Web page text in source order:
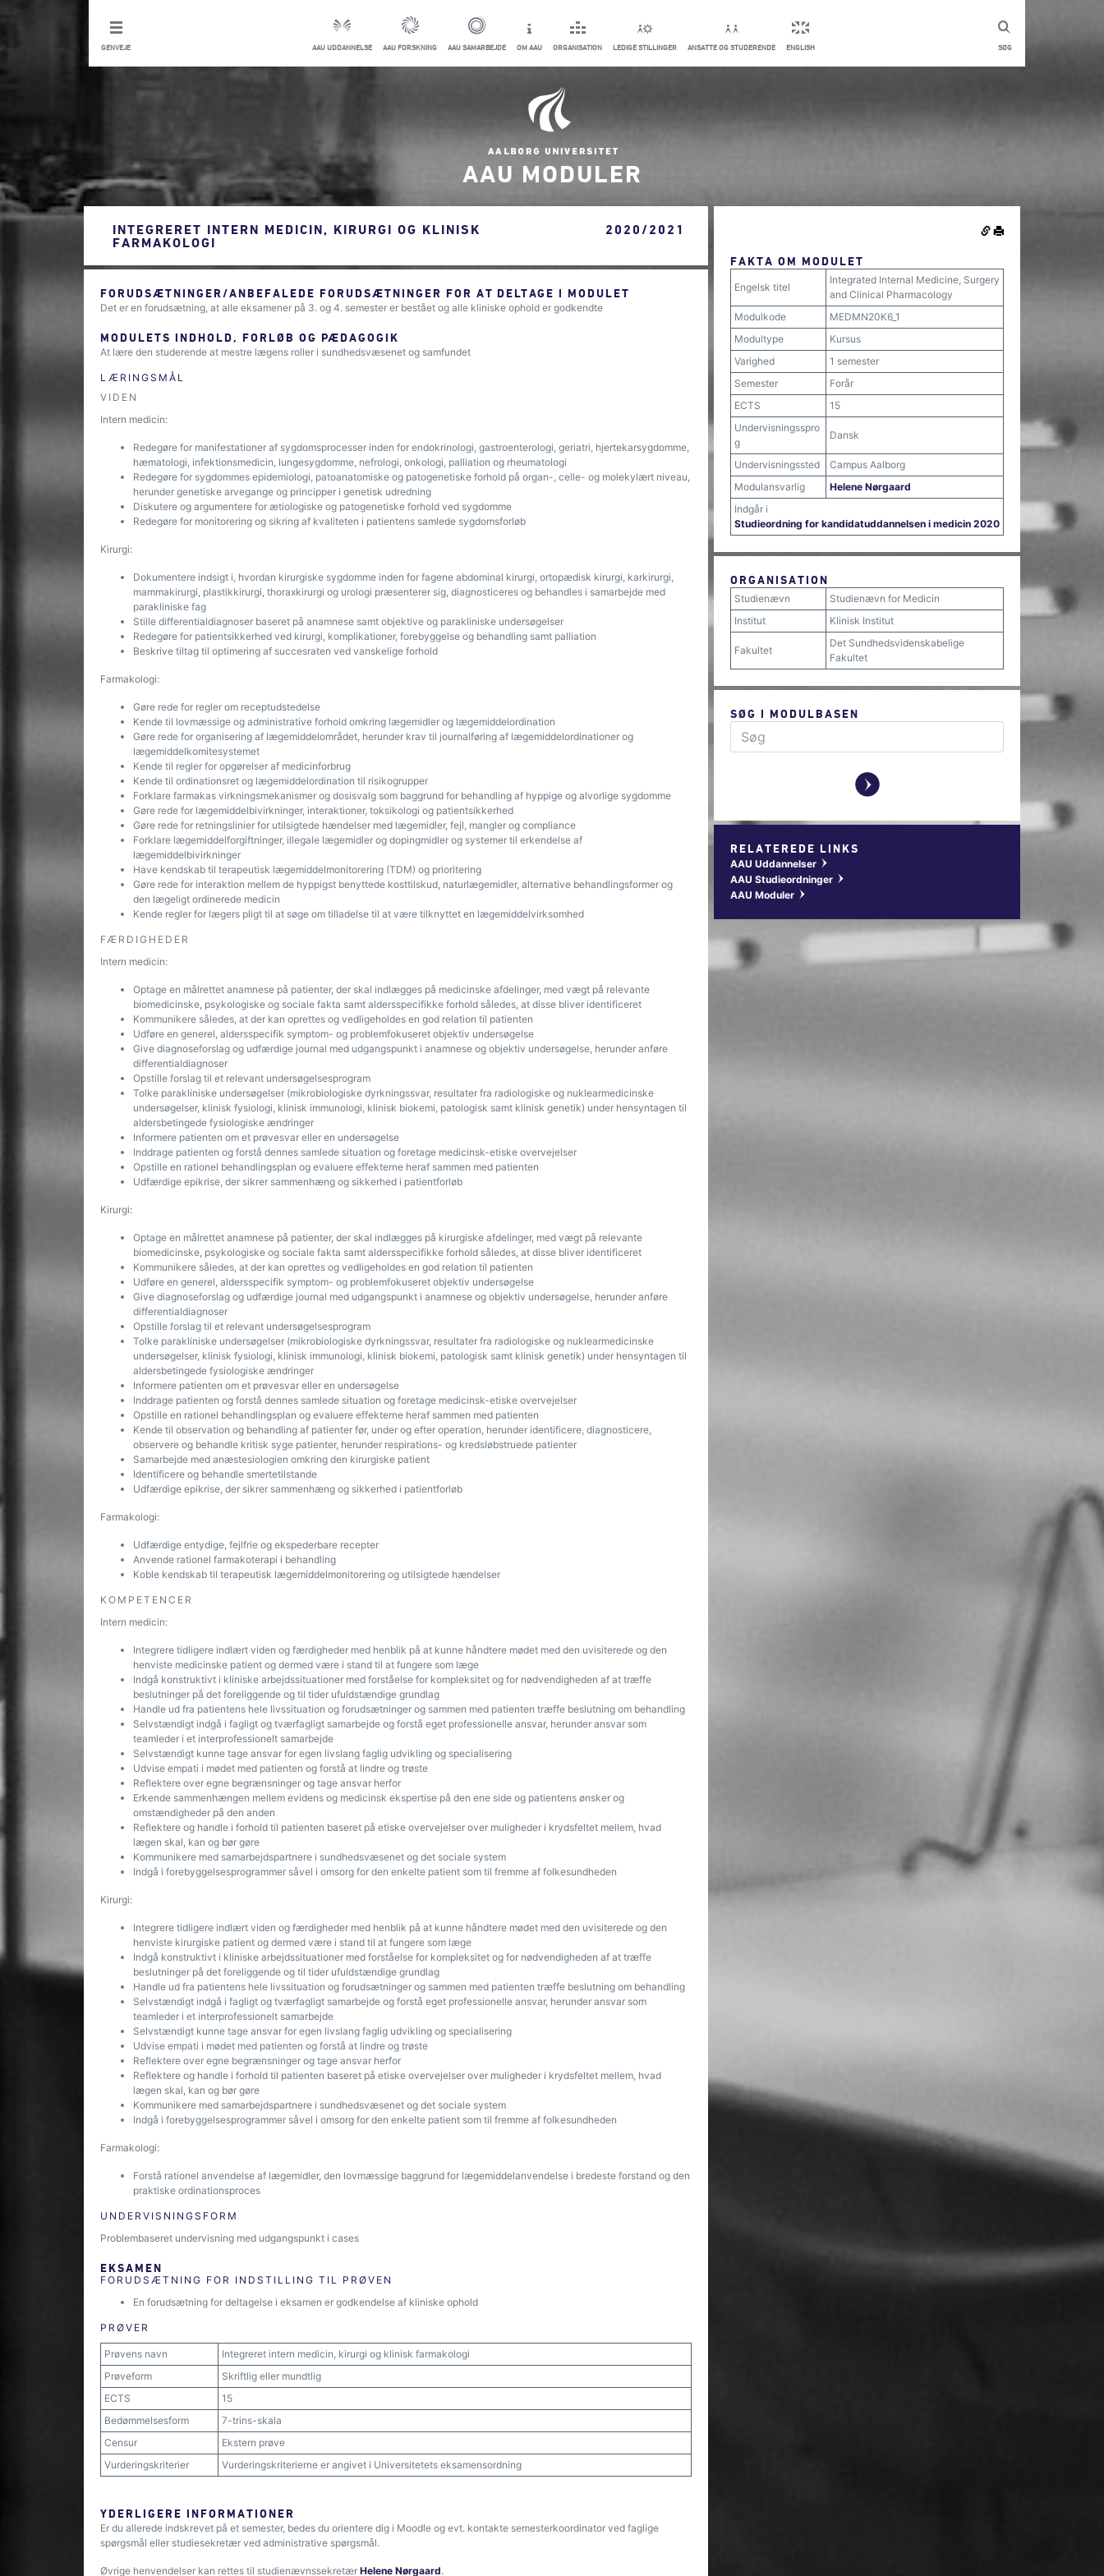
SØG
GENVEJE AAU UDDANNELSE AAU FORSKNING AAU SAMARBEJDE OM AAU ORGANISATION LEDIGE STILLINGER ANSATTE OG STUDERENDE ENGLISH
AAU MODULER
INTEGRERET INTERN MEDICIN, KIRURGI OG KLINISK
FARMAKOLOGI
2020/2021
FORUDSÆTNINGER/ANBEFALEDE FORUDSÆTNINGER FOR AT DELTAGE I MODULET
Det er en forudsætning, at alle eksamener på 3. og 4. semester er bestået og alle kliniske ophold er godkendte
MODULETS INDHOLD, FORLØB OG PÆDAGOGIK
At lære den studerende at mestre lægens roller i sundhedsvæsenet og samfundet
LÆRINGSMÅL
VIDEN
Intern medicin:
Redegøre for manifestationer af sygdomsprocesser inden for endokrinologi, gastroenterologi, geriatri, hjertekarsygdomme,
hæmatologi, infektionsmedicin, lungesygdomme, nefrologi, onkologi, palliation og rheumatologi
Redegøre for sygdommes epidemiologi, patoanatomiske og patogenetiske forhold på organ-, celle- og molekylært niveau,
herunder genetiske arvegange og principper i genetisk udredning
Diskutere og argumentere for ætiologiske og patogenetiske forhold ved sygdomme
Redegøre for monitorering og sikring af kvaliteten i patientens samlede sygdomsforløb
Kirurgi:
Dokumentere indsigt i, hvordan kirurgiske sygdomme inden for fagene abdominal kirurgi, ortopædisk kirurgi, karkirurgi,
mammakirurgi, plastikkirurgi, thoraxkirurgi og urologi præsenterer sig, diagnosticeres og behandles i samarbejde med
parakliniske fag
Stille differentialdiagnoser baseret på anamnese samt objektive og parakliniske undersøgelser
Redegøre for patientsikkerhed ved kirurgi, komplikationer, forebyggelse og behandling samt palliation
Beskrive tiltag til optimering af succesraten ved vanskelige forhold
Farmakologi:
Gøre rede for regler om receptudstedelse
Kende til lovmæssige og administrative forhold omkring lægemidler og lægemiddelordination
Gøre rede for organisering af lægemiddelområdet, herunder krav til journalføring af lægemiddelordinationer og
lægemiddelkomitesystemet
Kende til regler for opgørelser af medicinforbrug
Kende til ordinationsret og lægemiddelordination til risikogrupper
Forklare farmakas virkningsmekanismer og dosisvalg som baggrund for behandling af hyppige og alvorlige sygdomme
Gøre rede for lægemiddelbivirkninger, interaktioner, toksikologi og patientsikkerhed
Gøre rede for retningslinier for utilsigtede hændelser med lægemidler, fejl, mangler og compliance
Forklare lægemiddelforgiftninger, illegale lægemidler og dopingmidler og systemer til erkendelse af
lægemiddelbivirkninger
Have kendskab til terapeutisk lægemiddelmonitorering (TDM) og prioritering
Gøre rede for interaktion mellem de hyppigst benyttede kosttilskud, naturlægemidler, alternative behandlingsformer og
den lægeligt ordinerede medicin
Kende regler for lægers pligt til at søge om tilladelse til at være tilknyttet en lægemiddelvirksomhed
FÆRDIGHEDER
Intern medicin:
Optage en målrettet anamnese på patienter, der skal indlægges på medicinske afdelinger, med vægt på relevante
biomedicinske, psykologiske og sociale fakta samt aldersspecifikke forhold således, at disse bliver identificeret
Kommunikere således, at der kan oprettes og vedligeholdes en god relation til patienten
Udføre en generel, aldersspecifik symptom- og problemfokuseret objektiv undersøgelse
Give diagnoseforslag og udfærdige journal med udgangspunkt i anamnese og objektiv undersøgelse, herunder anføre
differentialdiagnoser
Opstille forslag til et relevant undersøgelsesprogram
Tolke parakliniske undersøgelser (mikrobiologiske dyrkningssvar, resultater fra radiologiske og nuklearmedicinske
undersøgelser, klinisk fysiologi, klinisk immunologi, klinisk biokemi, patologisk samt klinisk genetik) under hensyntagen til
aldersbetingede fysiologiske ændringer
Informere patienten om et prøvesvar eller en undersøgelse
Inddrage patienten og forstå dennes samlede situation og foretage medicinsk-etiske overvejelser
Opstille en rationel behandlingsplan og evaluere effekterne heraf sammen med patienten
Udfærdige epikrise, der sikrer sammenhæng og sikkerhed i patientforløb
Kirurgi:
Optage en målrettet anamnese på patienter, der skal indlægges på kirurgiske afdelinger, med vægt på relevante
biomedicinske, psykologiske og sociale fakta samt aldersspecifikke forhold således, at disse bliver identificeret
Kommunikere således, at der kan oprettes og vedligeholdes en god relation til patienten
Udføre en generel, aldersspecifik symptom- og problemfokuseret objektiv undersøgelse
Give diagnoseforslag og udfærdige journal med udgangspunkt i anamnese og objektiv undersøgelse, herunder anføre
differentialdiagnoser
Opstille forslag til et relevant undersøgelsesprogram
Tolke parakliniske undersøgelser (mikrobiologiske dyrkningssvar, resultater fra radiologiske og nuklearmedicinske
undersøgelser, klinisk fysiologi, klinisk immunologi, klinisk biokemi, patologisk samt klinisk genetik) under hensyntagen til
aldersbetingede fysiologiske ændringer
Informere patienten om et prøvesvar eller en undersøgelse
Inddrage patienten og forstå dennes samlede situation og foretage medicinsk-etiske overvejelser
Opstille en rationel behandlingsplan og evaluere effekterne heraf sammen med patienten
Kende til observation og behandling af patienter før, under og efter operation, herunder identificere, diagnosticere,
observere og behandle kritisk syge patienter, herunder respirations- og kredsløbstruede patienter
Samarbejde med anæstesiologien omkring den kirurgiske patient
Identificere og behandle smertetilstande
Udfærdige epikrise, der sikrer sammenhæng og sikkerhed i patientforløb
Farmakologi:
Udfærdige entydige, fejlfrie og ekspederbare recepter
Anvende rationel farmakoterapi i behandling
Koble kendskab til terapeutisk lægemiddelmonitorering og utilsigtede hændelser
KOMPETENCER
Intern medicin:
Integrere tidligere indlært viden og færdigheder med henblik på at kunne håndtere mødet med den uvisiterede og den
henviste medicinske patient og dermed være i stand til at fungere som læge
Indgå konstruktivt i kliniske arbejdssituationer med forståelse for kompleksitet og for nødvendigheden af at træffe
beslutninger på det foreliggende og til tider ufuldstændige grundlag
Handle ud fra patientens hele livssituation og forudsætninger og sammen med patienten træffe beslutning om behandling
Selvstændigt indgå i fagligt og tværfagligt samarbejde og forstå eget professionelle ansvar, herunder ansvar som
teamleder i et interprofessionelt samarbejde
Selvstændigt kunne tage ansvar for egen livslang faglig udvikling og specialisering
Udvise empati i mødet med patienten og forstå at lindre og trøste
Reflektere over egne begrænsninger og tage ansvar herfor
Erkende sammenhængen mellem evidens og medicinsk ekspertise på den ene side og patientens ønsker og
omstændigheder på den anden
Reflektere og handle i forhold til patienten baseret på etiske overvejelser over muligheder i krydsfeltet mellem, hvad
lægen skal, kan og bør gøre
Kommunikere med samarbejdspartnere i sundhedsvæsenet og det sociale system
Indgå i forebyggelsesprogrammer såvel i omsorg for den enkelte patient som til fremme af folkesundheden
Kirurgi:
Integrere tidligere indlært viden og færdigheder med henblik på at kunne håndtere mødet med den uvisiterede og den
henviste kirurgiske patient og dermed være i stand til at fungere som læge
Indgå konstruktivt i kliniske arbejdssituationer med forståelse for kompleksitet og for nødvendigheden af at træffe
beslutninger på det foreliggende og til tider ufuldstændige grundlag
Handle ud fra patientens hele livssituation og forudsætninger og sammen med patienten træffe beslutning om behandling
Selvstændigt indgå i fagligt og tværfagligt samarbejde og forstå eget professionelle ansvar, herunder ansvar som
teamleder i et interprofessionelt samarbejde
Selvstændigt kunne tage ansvar for egen livslang faglig udvikling og specialisering
Udvise empati i mødet med patienten og forstå at lindre og trøste
Reflektere over egne begrænsninger og tage ansvar herfor
Reflektere og handle i forhold til patienten baseret på etiske overvejelser over muligheder i krydsfeltet mellem, hvad
lægen skal, kan og bør gøre
Kommunikere med samarbejdspartnere i sundhedsvæsenet og det sociale system
Indgå i forebyggelsesprogrammer såvel i omsorg for den enkelte patient som til fremme af folkesundheden
Farmakologi:
Forstå rationel anvendelse af lægemidler, den lovmæssige baggrund for lægemiddelanvendelse i bredeste forstand og den
praktiske ordinationsproces
UNDERVISNINGSFORM
Problembaseret undervisning med udgangspunkt i cases
EKSAMEN
FORUDSÆTNING FOR INDSTILLING TIL PRØVEN
En forudsætning for deltagelse i eksamen er godkendelse af kliniske ophold
PRØVER
Prøvens navn
Integreret intern medicin, kirurgi og klinisk farmakologi
Prøveform
Skriftlig eller mundtlig
ECTS
15
Bedømmelsesform
7-trins-skala
Censur
Ekstern prøve
Vurderingskriterier
Vurderingskriterierne er angivet i Universitetets eksamensordning
YDERLIGERE INFORMATIONER
Er du allerede indskrevet på et semester, bedes du orientere dig i Moodle og evt. kontakte semesterkoordinator ved faglige
spørgsmål eller studiesekretær ved administrative spørgsmål.
Øvrige henvendelser kan rettes til studienævnssekretær Helene Nørgaard.
FAKTA OM MODULET
Engelsk titel
Integrated Internal Medicine, Surgery
and Clinical Pharmacology
Modulkode
MEDMN20K6_1
Modultype
Kursus
Varighed
1 semester
Semester
Forår
ECTS
15
Undervisningsspro
g
Dansk
Undervisningssted
Campus Aalborg
Modulansvarlig
Helene Nørgaard
Indgår i
Studieordning for kandidatuddannelsen i medicin 2020
ORGANISATION
Studienævn
Studienævn for Medicin
Institut
Klinisk Institut
Fakultet
Det Sundhedsvidenskabelige
Fakultet
SØG I MODULBASEN
y
RELATEREDE LINKS
AAU Uddannelser w
AAU Studieordninger w
AAU Moduler w